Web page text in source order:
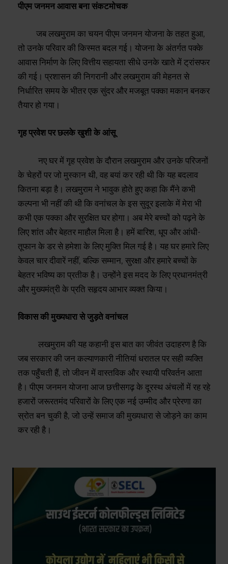
पीएम जनमन आवास बना संकटमोचक
​जब लखमुराम का चयन पीएम जनमन योजना के तहत हुआ,
तो उनके परिवार की किस्मत बदल गई। योजना के अंतर्गत पक्के
आवास निर्माण के लिए वित्तीय सहायता सीधे उनके खाते में ट्रांसफर
की गई। प्रशासन की निगरानी और लखमुराम की मेहनत से
निर्धारित समय के भीतर एक सुंदर और मजबूत पक्का मकान बनकर
तैयार हो गया।
​गृह प्रवेश पर छलके खुशी के आंसू
​नए घर में गृह प्रवेश के दौरान लखमुराम और उनके परिजनों
के चेहरों पर जो मुस्कान थी, वह बयां कर रही थी कि यह बदलाव
कितना बड़ा है। लखमुराम ने भावुक होते हुए कहा कि मैंने कभी
कल्पना भी नहीं की थी कि वनांचल के इस सुदूर इलाके में मेरा भी
कभी एक पक्का और सुरक्षित घर होगा। अब मेरे बच्चों को पढ़ने के
लिए शांत और बेहतर माहौल मिला है। हमें बारिश, धूप और आंधी-
तूफान के डर से हमेशा के लिए मुक्ति मिल गई है। यह घर हमारे लिए
केवल चार दीवारें नहीं, बल्कि सम्मान, सुरक्षा और हमारे बच्चों के
बेहतर भविष्य का प्रतीक है। उन्होंने इस मदद के लिए प्रधानमंत्री
और मुख्यमंत्री के प्रति सहृदय आभार व्यक्त किया।
​विकास की मुख्यधारा से जुड़ते वनांचल
​लखमुराम की यह कहानी इस बात का जीवंत उदाहरण है कि
जब सरकार की जन कल्याणकारी नीतियां धरातल पर सही व्यक्ति
तक पहुँचती हैं, तो जीवन में वास्तविक और स्थायी परिवर्तन आता
है। पीएम जनमन योजना आज छत्तीसगढ़ के दूरस्थ अंचलों में रह रहे
हजारों जरूरतमंद परिवारों के लिए एक नई उम्मीद और प्रेरणा का
स्रोत बन चुकी है, जो उन्हें समाज की मुख्यधारा से जोड़ने का काम
कर रही है।